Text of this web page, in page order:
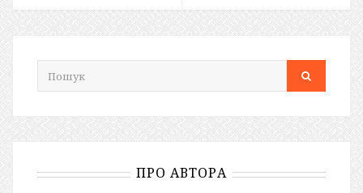
ПРО АВТОРА